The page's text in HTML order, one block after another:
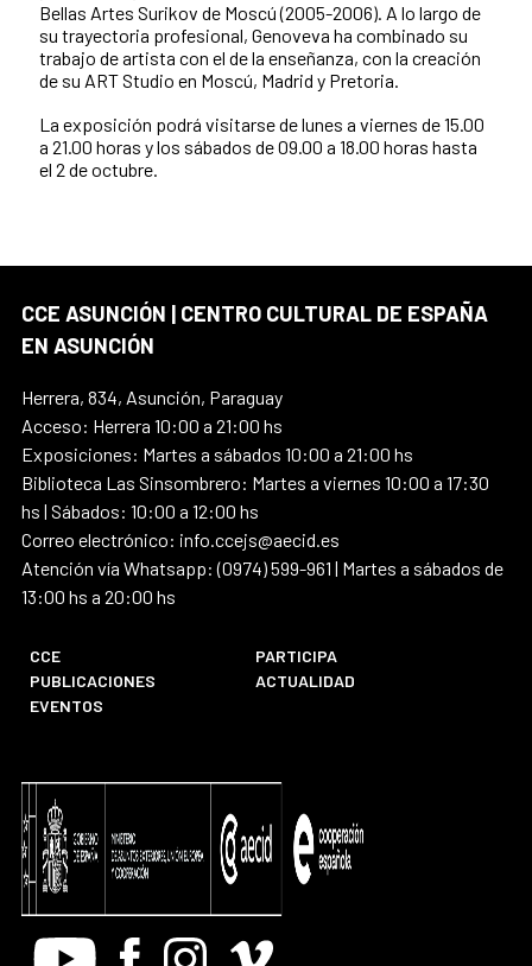
Bellas Artes Surikov de Moscú (2005-2006). A lo largo de
su trayectoria profesional, Genoveva ha combinado su
trabajo de artista con el de la enseñanza, con la creación
de su ART Studio en Moscú, Madrid y Pretoria.
La exposición podrá visitarse de lunes a viernes de 15.00
a 21.00 horas y los sábados de 09.00 a 18.00 horas hasta
el 2 de octubre.
CCE ASUNCIÓN | CENTRO CULTURAL DE ESPAÑA
EN ASUNCIÓN
Herrera, 834, Asunción, Paraguay
Acceso: Herrera 10:00 a 21:00 hs
Exposiciones: Martes a sábados 10:00 a 21:00 hs
Biblioteca Las Sinsombrero: Martes a viernes 10:00 a 17:30
hs | Sábados: 10:00 a 12:00 hs
Correo electrónico: info.ccejs@aecid.es
Atención vía Whatsapp: (0974) 599-961 | Martes a sábados de
13:00 hs a 20:00 hs
CCE
PARTICIPA
PUBLICACIONES
ACTUALIDAD
EVENTOS
Youtube FacebookInstagram
Vimeo